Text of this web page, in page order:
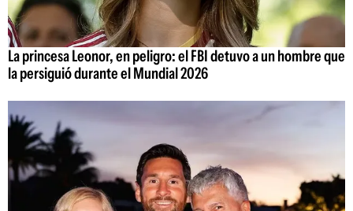
La princesa Leonor, en peligro: el FBI detuvo a un hombre que
la persiguió durante el Mundial 2026